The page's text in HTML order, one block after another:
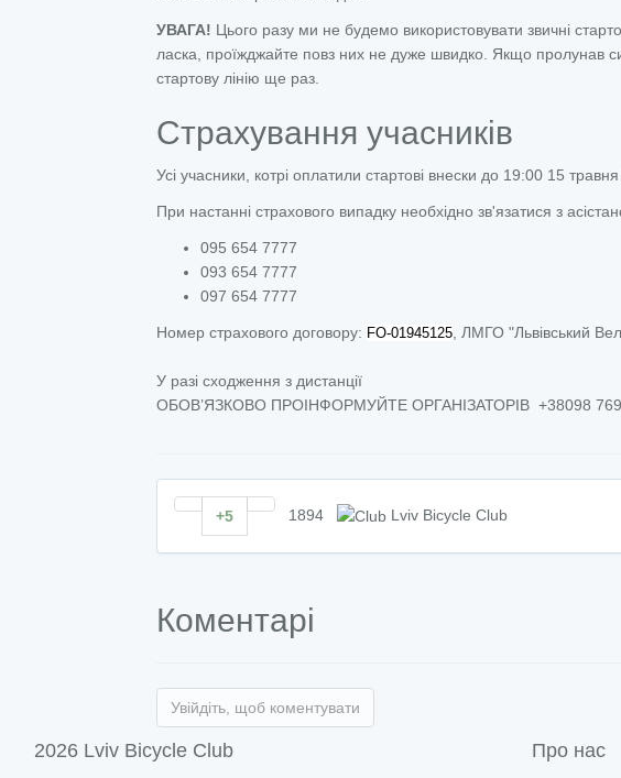
УВАГА! Цього разу ми не будемо використовувати звичні
ласка, проїжджайте повз них не дуже швидко. Якщо пролунав
стартову лінію ще раз.
Страхування учасників
Усі учасники, котрі оплатили стартові внески до 19:00 15
При настанні страхового випадку необхідно зв'язатися з
095 654 7777
093 654 7777
097 654 7777
Номер страхового договору: FO-01945125 , ЛМГО "Львівський
У разі сходження з дистанції
ОБОВ’ЯЗКОВО ПРОІНФОРМУЙТЕ ОРГАНІЗАТОРІВ +38098 769
+5 1894 Lviv Bicycle Club
Коментарі
Увійдіть, щоб коментувати
Про нас
2026 Lviv Bicycle Club